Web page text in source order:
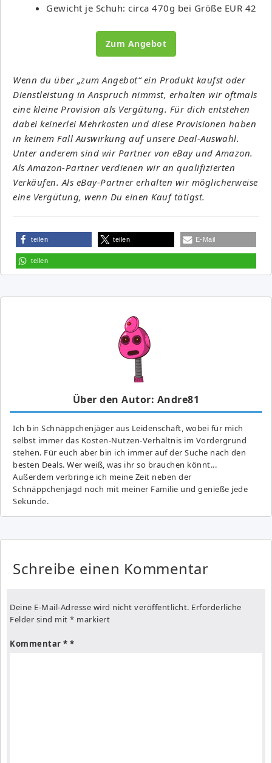
Gewicht je Schuh: circa 470g bei Größe EUR 42
Zum Angebot
Wenn du über „zum Angebot“ ein Produkt kaufst oder
Dienstleistung in Anspruch nimmst, erhalten wir oftmals
eine kleine Provision als Vergütung. Für dich entstehen
dabei keinerlei Mehrkosten und diese Provisionen haben
in keinem Fall Auswirkung auf unsere Deal-Auswahl.
Unter anderem sind wir Partner von eBay und Amazon.
Als Amazon-Partner verdienen wir an qualifizierten
Verkäufen. Als eBay-Partner erhalten wir möglicherweise
eine Vergütung, wenn Du einen Kauf tätigst.
teilen teilen E-Mail
teilen
Über den Autor: Andre81
Ich bin Schnäppchenjäger aus Leidenschaft, wobei für mich
selbst immer das Kosten-Nutzen-Verhältnis im Vordergrund
stehen. Für euch aber bin ich immer auf der Suche nach den
besten Deals. Wer weiß, was ihr so brauchen könnt...
Außerdem verbringe ich meine Zeit neben der
Schnäppchenjagd noch mit meiner Familie und genieße jede
Sekunde.
Schreibe einen Kommentar
Deine E-Mail-Adresse wird nicht veröffentlicht. Erforderliche
Felder sind mit * markiert
Kommentar *